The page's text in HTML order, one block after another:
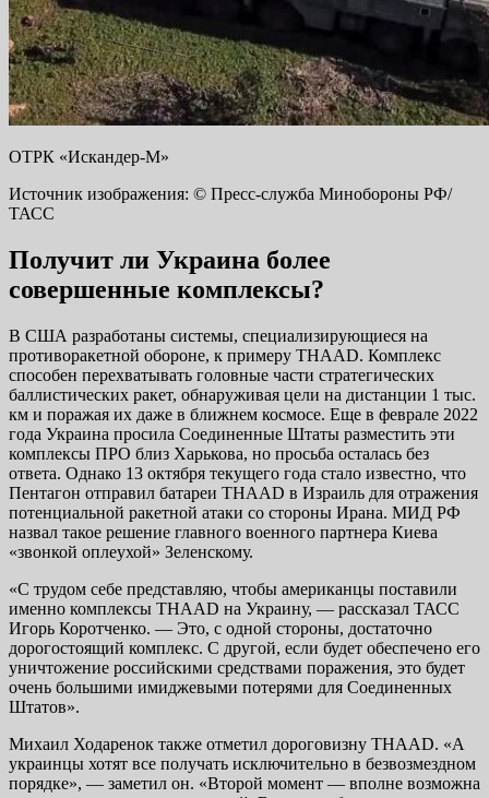
ОТРК «Искандер-М»
Источник изображения: © Пресс-служба Минобороны РФ/
ТАСС
Получит ли Украина более
совершенные комплексы?
В США разработаны системы, специализирующиеся на
противоракетной обороне, к примеру THAAD. Комплекс
способен перехватывать головные части стратегических
баллистических ракет, обнаруживая цели на дистанции 1 тыс.
км и поражая их даже в ближнем космосе. Еще в феврале 2022
года Украина просила Соединенные Штаты разместить эти
комплексы ПРО близ Харькова, но просьба осталась без
ответа. Однако 13 октября текущего года стало известно, что
Пентагон отправил батареи THAAD в Израиль для отражения
потенциальной ракетной атаки со стороны Ирана. МИД РФ
назвал такое решение главного военного партнера Киева
«звонкой оплеухой» Зеленскому.
«С трудом себе представляю, чтобы американцы поставили
именно комплексы THAAD на Украину, — рассказал ТАСС
Игорь Коротченко. — Это, с одной стороны, достаточно
дорогостоящий комплекс. С другой, если будет обеспечено его
уничтожение российскими средствами поражения, это будет
очень большими имиджевыми потерями для Соединенных
Штатов».
Михаил Ходаренок также отметил дороговизну THAAD. «А
украинцы хотят все получать исключительно в безвозмездном
порядке», — заметил он. «Второй момент — вполне возможна